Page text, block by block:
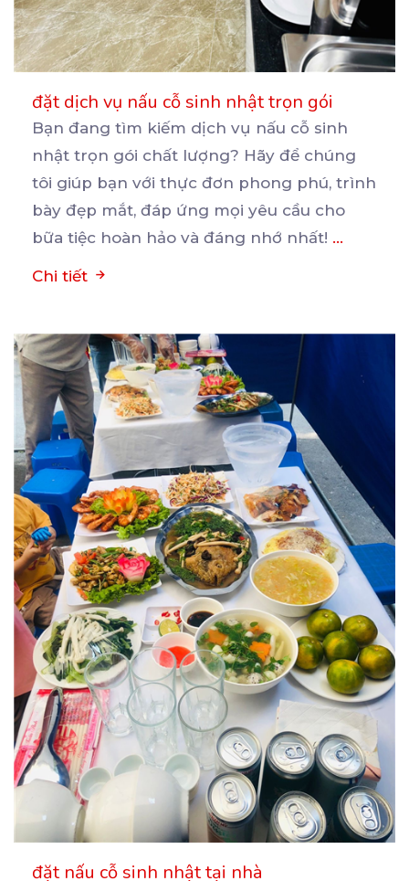
đặt dịch vụ nấu cỗ sinh nhật trọn gói
Bạn đang tìm kiếm dịch vụ nấu cỗ sinh
nhật trọn gói chất lượng? Hãy để chúng
tôi giúp bạn với thực đơn phong phú, trình
bày đẹp mắt, đáp ứng mọi yêu cầu cho
bữa tiệc hoàn hảo và đáng nhớ nhất! ...
Chi tiết
đặt nấu cỗ sinh nhật tại nhà